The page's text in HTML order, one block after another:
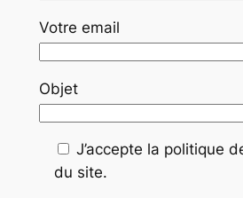
Votre email
Objet
J’accepte la politique
du site.